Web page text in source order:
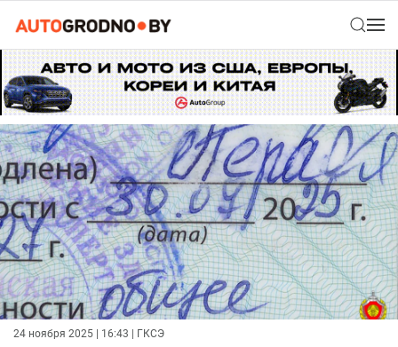
24 ноября 2025 | 16:43 | ГКСЭ